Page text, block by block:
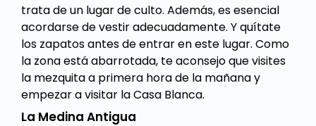
trata de un lugar de culto. Además, es esencial
acordarse de vestir adecuadamente. Y quítate
los zapatos antes de entrar en este lugar. Como
la zona está abarrotada, te aconsejo que visites
la mezquita a primera hora de la mañana y
empezar a visitar la Casa Blanca.
La Medina Antigua